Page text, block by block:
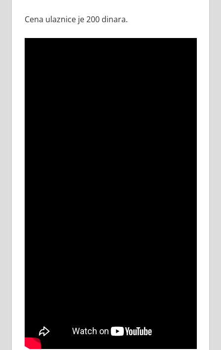
Cena ulaznice je 200 dinara.